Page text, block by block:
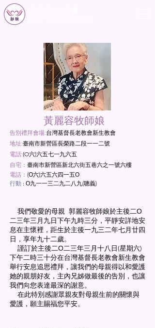
黃麗容牧師娘
告別禮拜會場:台灣基督長老教會新生教會
地址:臺南市新營區長榮路二段一一二號
電話:(O六)六五七一九六五
自宅： 臺南市新營區新北六街五巷六之一號六樓
電話： (Ο六)六五六四一五Ο
行動 ： Ο九一一三二九二八九(聰義)
我們敬愛的母親 郭麗容牧師娘於主後二Ο
二三年三月九日下午九時三分，平靜安詳地安
息在主懷裡，距生於主後一九三二年七月廿四
日，享年九十二歲。
謹訂於主後二Ο二三年三月十八日(星期六)
下午二時三十分在台灣基督長老教會新生教會
舉行安息追思禮拜，讓我們的母親得以和愛護
她的親朋好友，主內兄姊做最後的告別，也讓
我們向您表達最深的謝意。
在此特別感謝眾親友對母親生前的關懷與
愛護，願主賜福您平安。